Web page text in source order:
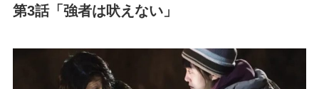
第3話「強者は吠えない」